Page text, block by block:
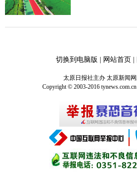
切换到电脑版 网站首页
太原日报社主办 太原新闻
Copyright © 2003-2016